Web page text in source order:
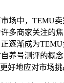
场中，TEMU
多商家关注的
逐渐成为
养号测评的概
好地应对市场挑